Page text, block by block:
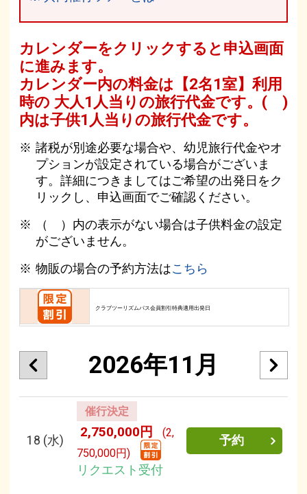
カレンダーをクリックすると申込画面
に進みます。
カレンダー内の料金は 【2名1室】利用
時の 大人1人当りの旅行代金です。 ( )
内は子供1人当りの旅行代金です。
諸税が別途必要な場合や、幼児旅行代金やオ
プションが設定されている場合がございま
す。詳細につきましてはご希望の出発日をク
リックし、申込画面でご確認ください。
（ ）内の表示がない場合は子供料金の設定
がございません。
物販の場合の予約方法はこちら
クラブツーリズムパス会員割引特典適用出発日
2026年11月
18 (水)
催行決定
2,750,000円
(2,
750,000円)
リクエスト受付
予約